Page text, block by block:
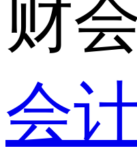
财
会